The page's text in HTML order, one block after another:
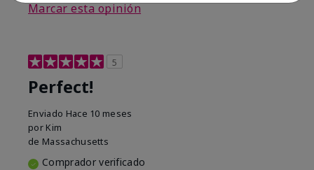
Marcar esta opinión
5
Perfect!
Enviado Hace 10 meses
por Kim
de Massachusetts
Comprador verificado